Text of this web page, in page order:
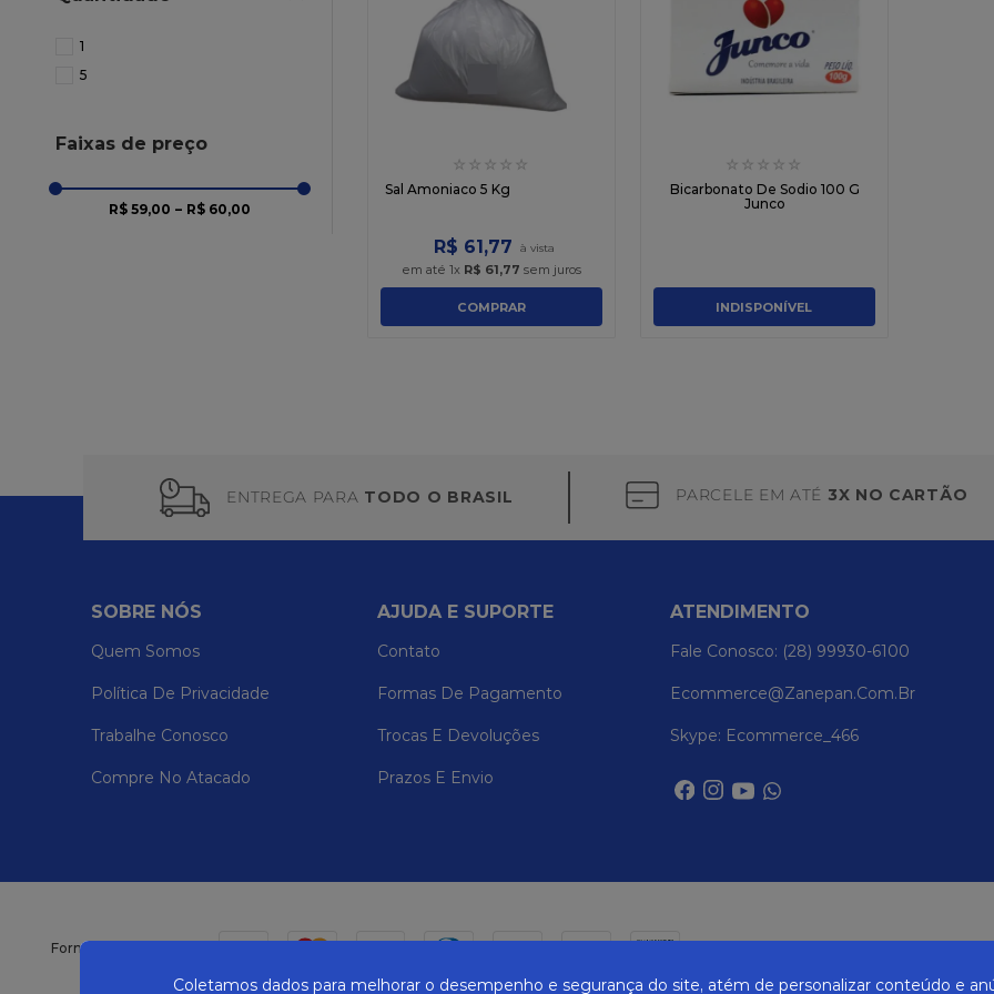
1
5
Faixas de preço
R$ 59,00 – R$ 60,00
☆ ☆ ☆ ☆ ☆
Sal Amoniaco 5 Kg
R$ 61 ,77
em até 1x R$ 61,77 sem juros
COMPRAR
☆ ☆ ☆ ☆ ☆
Bicarbonato De Sodio 100 G
Junco
INDISPONÍVEL
ENTREGA PARA TODO O BRASIL PARCELE EM ATÉ 3X NO CARTÃO
SOBRE NÓS
Quem Somos
Política De Privacidade
Trabalhe Conosco
Compre No Atacado
AJUDA E SUPORTE
Contato
Formas De Pagamento
Trocas E Devoluções
Prazos E Envio
ATENDIMENTO
Fale Conosco: (28) 99930-6100
Ecommerce@zanepan.com.br
Skype: Ecommerce_466
Formas de pagamento
Coletamos dados para melhorar o desempenho e segurança do site, atém de personalizar conteúdo e
chocolate